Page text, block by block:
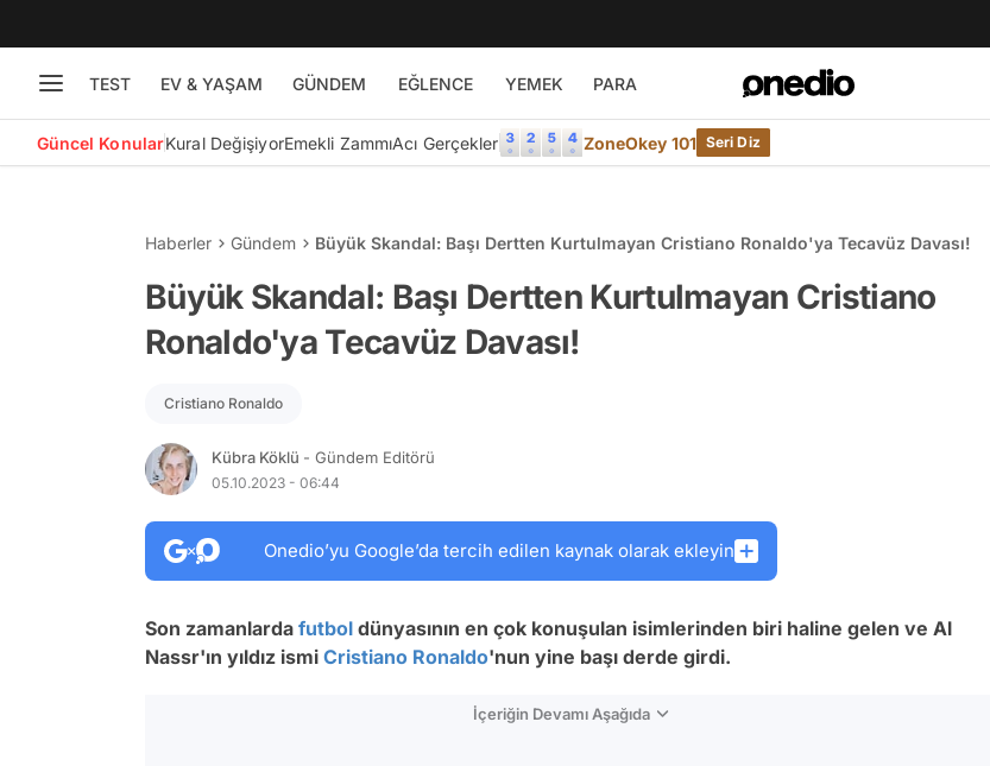
TEST EV & YAŞAM GÜNDEM EĞLENCE YEMEK PARA
Güncel KonularKural DeğişiyorEmekli ZammıAcı Gerçekler ZoneOkey 101 Seri Diz
Haberler Gündem Büyük Skandal: Başı Dertten Kurtulmayan Cristiano Ronaldo'ya Tecavüz Davası!
Büyük Skandal: Başı Dertten Kurtulmayan Cristiano
Ronaldo'ya Tecavüz Davası!
Cristiano Ronaldo
Kübra Köklü - Gündem Editörü
05.10.2023 - 06:44
Onedio’yu Google’da tercih edilen kaynak olarak ekleyin
Son zamanlarda futbol dünyasının en çok konuşulan isimlerinden biri haline gelen ve Al
Nassr'ın yıldız ismi Cristiano Ronaldo'nun yine başı derde girdi.
İçeriğin Devamı Aşağıda